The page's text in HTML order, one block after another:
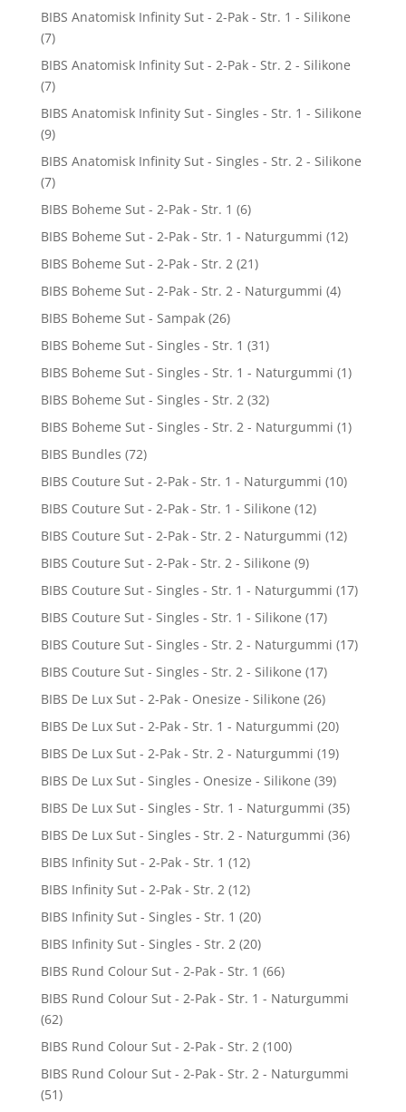
BIBS Anatomisk Infinity Sut - 2-Pak - Str. 1 - Silikone
(7)
BIBS Anatomisk Infinity Sut - 2-Pak - Str. 2 - Silikone
(7)
BIBS Anatomisk Infinity Sut - Singles - Str. 1 - Silikone
(9)
BIBS Anatomisk Infinity Sut - Singles - Str. 2 - Silikone
(7)
BIBS Boheme Sut - 2-Pak - Str. 1 (6)
BIBS Boheme Sut - 2-Pak - Str. 1 - Naturgummi (12)
BIBS Boheme Sut - 2-Pak - Str. 2 (21)
BIBS Boheme Sut - 2-Pak - Str. 2 - Naturgummi (4)
BIBS Boheme Sut - Sampak (26)
BIBS Boheme Sut - Singles - Str. 1 (31)
BIBS Boheme Sut - Singles - Str. 1 - Naturgummi (1)
BIBS Boheme Sut - Singles - Str. 2 (32)
BIBS Boheme Sut - Singles - Str. 2 - Naturgummi (1)
BIBS Bundles (72)
BIBS Couture Sut - 2-Pak - Str. 1 - Naturgummi (10)
BIBS Couture Sut - 2-Pak - Str. 1 - Silikone (12)
BIBS Couture Sut - 2-Pak - Str. 2 - Naturgummi (12)
BIBS Couture Sut - 2-Pak - Str. 2 - Silikone (9)
BIBS Couture Sut - Singles - Str. 1 - Naturgummi (17)
BIBS Couture Sut - Singles - Str. 1 - Silikone (17)
BIBS Couture Sut - Singles - Str. 2 - Naturgummi (17)
BIBS Couture Sut - Singles - Str. 2 - Silikone (17)
BIBS De Lux Sut - 2-Pak - Onesize - Silikone (26)
BIBS De Lux Sut - 2-Pak - Str. 1 - Naturgummi (20)
BIBS De Lux Sut - 2-Pak - Str. 2 - Naturgummi (19)
BIBS De Lux Sut - Singles - Onesize - Silikone (39)
BIBS De Lux Sut - Singles - Str. 1 - Naturgummi (35)
BIBS De Lux Sut - Singles - Str. 2 - Naturgummi (36)
BIBS Infinity Sut - 2-Pak - Str. 1 (12)
BIBS Infinity Sut - 2-Pak - Str. 2 (12)
BIBS Infinity Sut - Singles - Str. 1 (20)
BIBS Infinity Sut - Singles - Str. 2 (20)
BIBS Rund Colour Sut - 2-Pak - Str. 1 (66)
BIBS Rund Colour Sut - 2-Pak - Str. 1 - Naturgummi
(62)
BIBS Rund Colour Sut - 2-Pak - Str. 2 (100)
BIBS Rund Colour Sut - 2-Pak - Str. 2 - Naturgummi
(51)